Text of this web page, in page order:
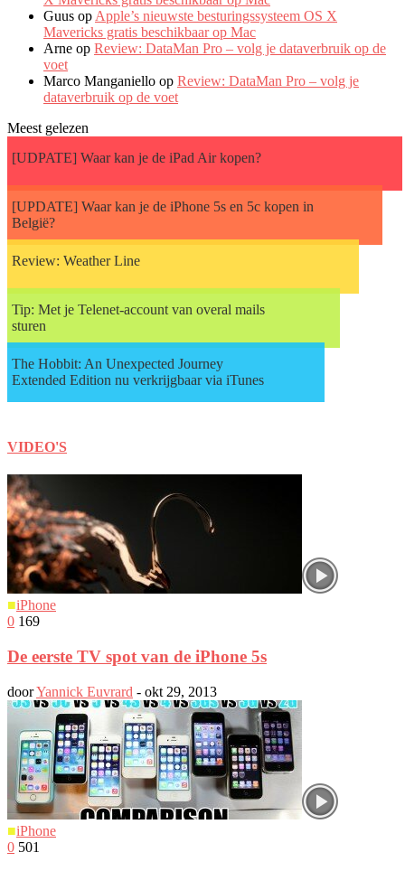
Guus op Apple’s nieuwste besturingssysteem OS X
Mavericks gratis beschikbaar op Mac
Arne op Review: DataMan Pro – volg je dataverbruik op de
voet
Marco Manganiello op Review: DataMan Pro – volg je
dataverbruik op de voet
Meest gelezen
[UDPATE] Waar kan je de iPad Air kopen?
[UPDATE] Waar kan je de iPhone 5s en 5c kopen in
België?
Review: Weather Line
Tip: Met je Telenet-account van overal mails
sturen
The Hobbit: An Unexpected Journey
Extended Edition nu verkrijgbaar via iTunes
VIDEO'S
■iPhone
0 169
De eerste TV spot van de iPhone 5s
doorYannick Euvrard - okt 29, 2013
■iPhone
0 501